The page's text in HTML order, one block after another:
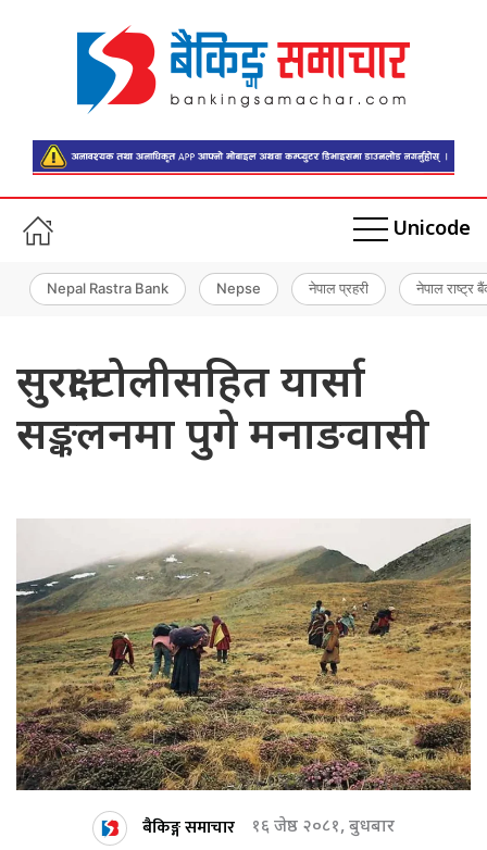
Unicode
Nepal Rastra Bank Nepse नेपाल प्रहरी नेपाल राष्ट्र
सुरक्षा टोलीसहित यार्सा
सङ्कलनमा पुगे मनाङवासी
बैकिङ्ग समाचार १६ जेष्ठ २०८१, बुधबार